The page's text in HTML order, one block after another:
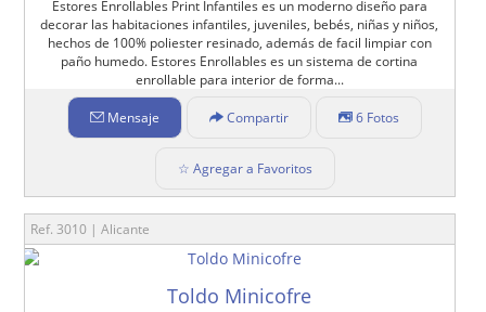
Estores Enrollables Print Infantiles es un moderno diseño para
decorar las habitaciones infantiles, juveniles, bebés, niñas y niños,
hechos de 100% poliester resinado, además de facil limpiar con
paño humedo. Estores Enrollables es un sistema de cortina
enrollable para interior de forma...
Mensaje Compartir 6 Fotos
☆ Agregar a Favoritos
Ref. 3010 | Alicante
Toldo Minicofre